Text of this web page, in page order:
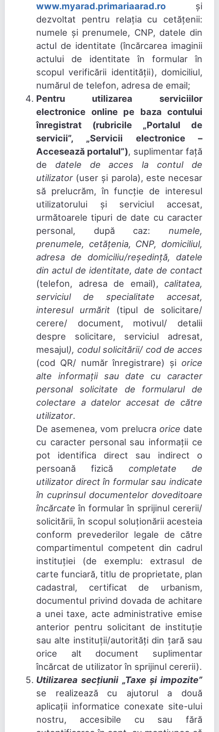
www.myarad.primariaarad.ro și
dezvoltat pentru relația cu cetățenii:
numele și prenumele, CNP, datele din
actul de identitate (încărcarea imaginii
actului de identitate în formular în
scopul verificării identității), domiciliul,
numărul de telefon, adresa de email;
Pentru utilizarea serviciilor
electronice online pe baza contului
înregistrat (rubricile „Portalul de
servicii”, „Servicii electronice –
Accesează portalul”), suplimentar față
de datele de acces la contul de
utilizator(user și parola), este necesar
să prelucrăm, în funcție de interesul
utilizatorului și serviciul accesat,
următoarele tipuri de date cu caracter
personal, după caz: numele,
prenumele, cetățenia, CNP, domiciliul,
adresa de domiciliu/reședință, datele
din actul de identitate, date de contact
(telefon, adresa de email), calitatea,
serviciul de specialitate accesat,
interesul urmărit
(tipul de solicitare/
cerere/ document, motivul/ detalii
despre solicitare, serviciul adresat,
mesajul), codul solicitării/ cod de acces
(cod QR/ număr înregistrare) și orice
alte informații sau date cu caracter
personal solicitate de formularul de
colectare a datelor accesat de către
utilizator.
De asemenea, vom prelucra orice date
cu caracter personal sau informații ce
pot identifica direct sau indirect o
persoană fizică completate de
utilizator direct în formular sau indicate
în cuprinsul documentelor doveditoare
încărcate în formular în sprijinul cererii/
solicitării, în scopul soluționării acesteia
conform prevederilor legale de către
compartimentul competent din cadrul
instituției (de exemplu: extrasul de
carte funciară, titlu de proprietate, plan
cadastral, certificat de urbanism,
documentul privind dovada de achitare
a unei taxe, acte administrative emise
anterior pentru solicitant de instituție
sau alte instituții/autorități din țară sau
orice alt document suplimentar
încărcat de utilizator în sprijinul cererii).
Utilizarea secțiunii „Taxe și impozite”
se realizează cu ajutorul a două
aplicații informatice conexate site-ului
nostru, accesibile cu sau fără